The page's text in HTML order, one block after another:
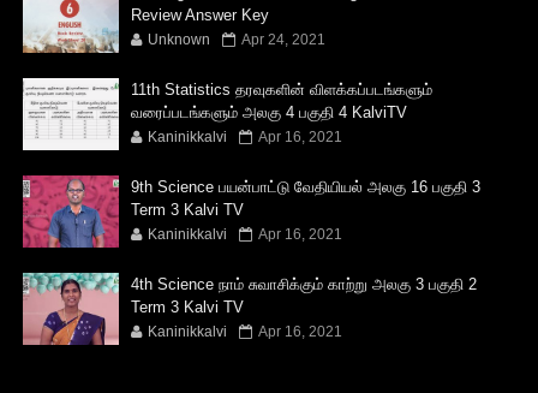
Review Answer Key
Unknown Apr 24, 2021
11th Statistics தரவுகளின் விளக்கப்படங்களும்
வரைப்படங்களும் அலகு 4 பகுதி 4 KalviTV
Kaninikkalvi Apr 16, 2021
9th Science பயன்பாட்டு வேதியியல் அலகு 16 பகுதி 3
Term 3 Kalvi TV
Kaninikkalvi Apr 16, 2021
4th Science நாம் சுவாசிக்கும் காற்று அலகு 3 பகுதி 2
Term 3 Kalvi TV
Kaninikkalvi Apr 16, 2021